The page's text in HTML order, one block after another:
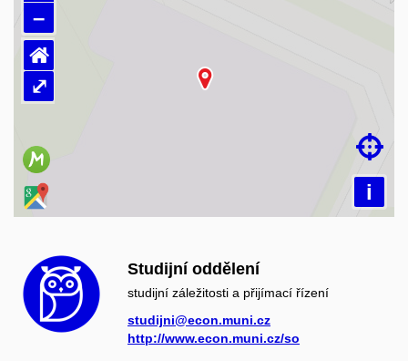
–
i

⌂
⤢
Studijní oddělení
studijní záležitosti a přijímací řízení
studijni@econ.muni.cz
http://www.econ.muni.cz/so